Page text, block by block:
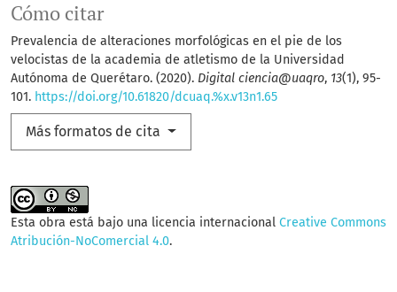
Cómo citar
Prevalencia de alteraciones morfológicas en el pie de los
velocistas de la academia de atletismo de la Universidad
Autónoma de Querétaro. (2020). Digital ciencia@uaqro, 13(1), 95-
101. https://doi.org/10.61820/dcuaq.%x.v13n1.65
Más formatos de cita
Esta obra está bajo una licencia internacional Creative Commons
Atribución-NoComercial 4.0.